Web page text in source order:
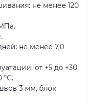
не менее 120
не менее 7,0
от +5 до +30
°С.
3 мм, блок